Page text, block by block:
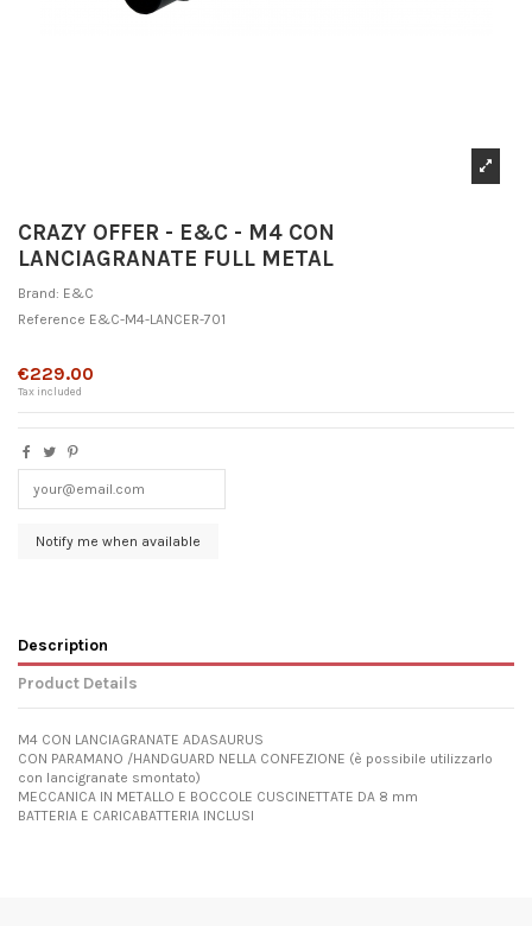
CRAZY OFFER - E&C - M4 CON
LANCIAGRANATE FULL METAL
Brand: E&C
Reference E&C-M4-LANCER-701
€229.00
Tax included
Description
Product Details
M4 CON LANCIAGRANATE ADASAURUS
CON PARAMANO /HANDGUARD NELLA CONFEZIONE (è possibile utilizzarlo
con lancigranate smontato)
MECCANICA IN METALLO E BOCCOLE CUSCINETTATE DA 8 mm
BATTERIA E CARICABATTERIA INCLUSI